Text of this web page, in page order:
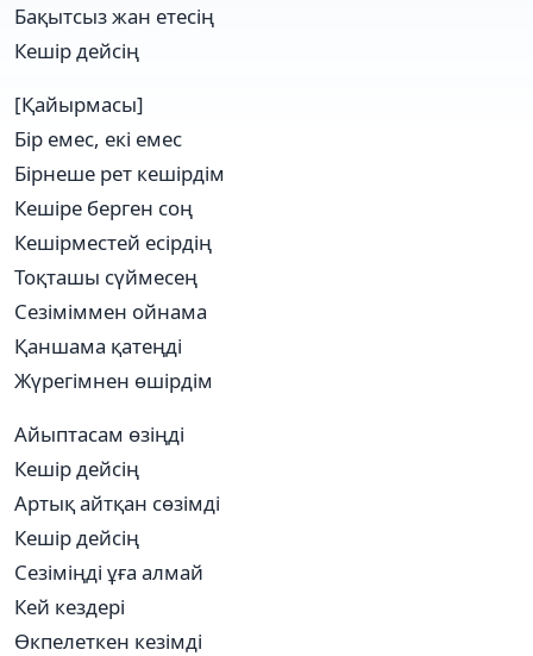
Бақытсыз жан етесің
Кешір дейсің
[Қайырмасы]
Бір емес, екі емес
Бірнеше рет кешірдім
Кешіре берген соң
Кешірместей есірдің
Тоқташы сүймесең
Сезіміммен ойнама
Қаншама қатеңді
Жүрегімнен өшірдім
Айыптасам өзіңді
Кешір дейсің
Артық айтқан сөзімді
Кешір дейсің
Сезіміңді ұға алмай
Кей кездері
Өкпелеткен кезімді